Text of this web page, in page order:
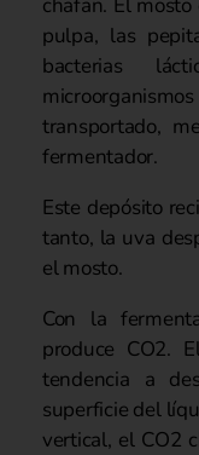
pulpa, las
bacterias
transportado,
fermentador.
Este depósito
tanto, la uva
el mosto.
Con la
produce CO2.
tendencia a
superficie del
vertical, el CO2